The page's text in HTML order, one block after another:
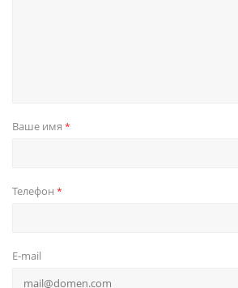
Ваше имя *
Телефон *
E-mail